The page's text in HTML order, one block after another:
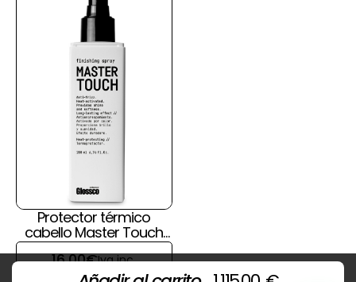
Protector térmico
cabello Master Touch
de Glossco
16,00€Iva inc.